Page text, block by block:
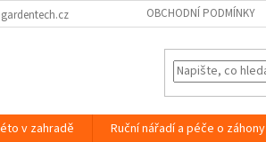
OBCHODNÍ PODMÍNKY
v zahradě Ruční nářadí a péče o záhony